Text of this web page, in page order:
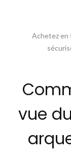
Achetez en
vue